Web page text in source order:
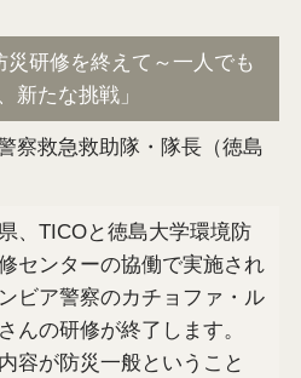
災研修を終えて～一人でも
新たな挑戦」
察救急救助隊・隊長（徳島
、TICOと徳島大学環境防
センターの協働で実施され
ビア警察のカチョファ・ル
んの研修が終了します。
容が防災一般ということ